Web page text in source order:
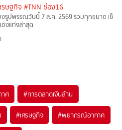
รษฐกิจ #TNN ช่อง16
รูปพรรณวันนี้ 7 ส.ค. 2569 รวมทุกขนาด เช็
งแท่งล่าสุด
ศ #การตลาดเงินล้าน
#เศรษฐกิจ #พยากรณ์อากาศ